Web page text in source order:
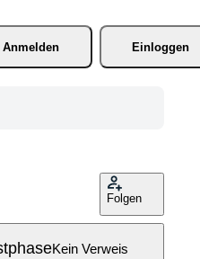
Anmelden
Einloggen
Folgen
Kein Verweis